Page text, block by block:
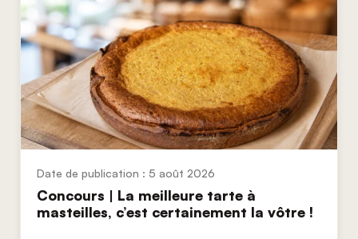
5 août 2026
Concours | La meilleure tarte à
masteilles, c’est certainement la vôtre !